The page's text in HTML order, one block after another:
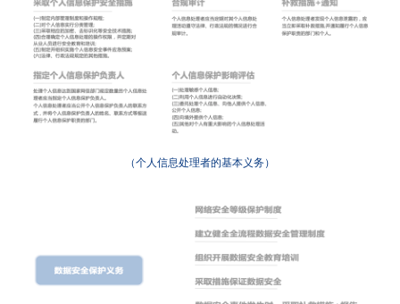
（个人信息处理者的基本义务）